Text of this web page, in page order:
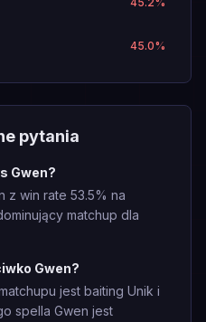
45.0%
pytania
Gwen?
z win rate 53.5% na
matchup dla
Gwen?
jest baiting Unik i
spella Gwen jest